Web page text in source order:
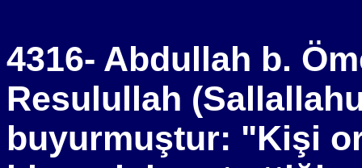
4316- Abdullah b.
Resulullah
buyurmuştur: "Kişi